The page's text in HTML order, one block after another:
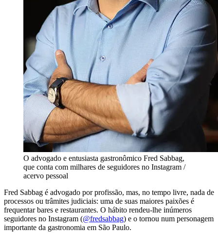
O advogado e entusiasta gastronômico Fred Sabbag,
que conta com milhares de seguidores no Instagram /
acervo pessoal
Fred Sabbag é advogado por profissão, mas, no tempo livre, nada de
processos ou trâmites judiciais: uma de suas maiores paixões é
frequentar bares e restaurantes. O hábito rendeu-lhe inúmeros
seguidores no Instagram (@fredsabbag) e o tornou num personagem
importante da gastronomia em São Paulo.